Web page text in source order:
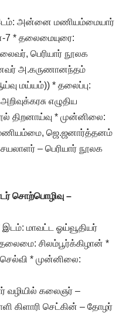
அன்னை மணியம்மையார்
7 * தலைமையுரை:
பெரியார் நூலக
அ.கருணானந்தம்
மய்யம்)) * தலைப்பு:
எழுதிய
திறனாய்வு * முன்னிலை:
ஜெ.ஜனார்த்தனம்
– பெரியார் நூலக
சொற்பொழிவு –
மாவட்ட ஓய்வூதியர்
சிலம்பூர்க்கிழான் *
செல்வி * முன்னிலை:
வழியில் கலைஞர் –
கிளாரி செட்கின் – தோழர்